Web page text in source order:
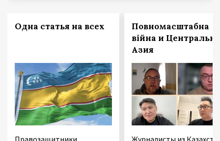
Одна статья на всех
Повномасштабна
війна и
Азия